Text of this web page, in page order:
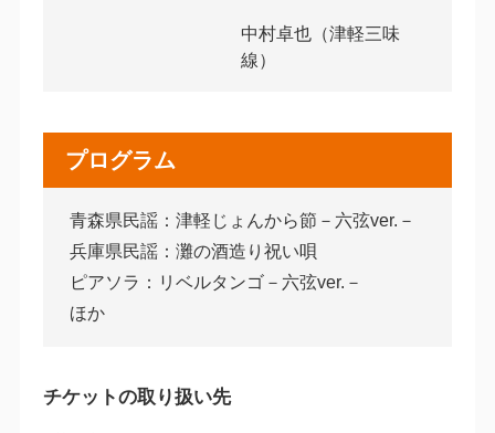
中村卓也（津軽三味
線）
プログラム
青森県民謡：津軽じょんから節－六弦ver.－
兵庫県民謡：灘の酒造り祝い唄
ピアソラ：リベルタンゴ－六弦ver.－
ほか
チケットの取り扱い先